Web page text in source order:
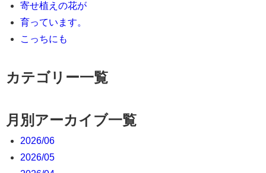
寄せ植えの花が
育っています。
こっちにも
カテゴリー一覧
月別アーカイブ一覧
2026/06
2026/05